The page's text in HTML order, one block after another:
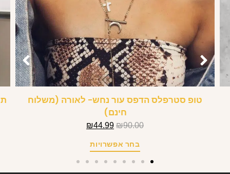
טופ סטרפלס הדפס עור נחש- לאורה (משלוח
חינם)
₪90.00
₪44.99
בחר אפשרויות